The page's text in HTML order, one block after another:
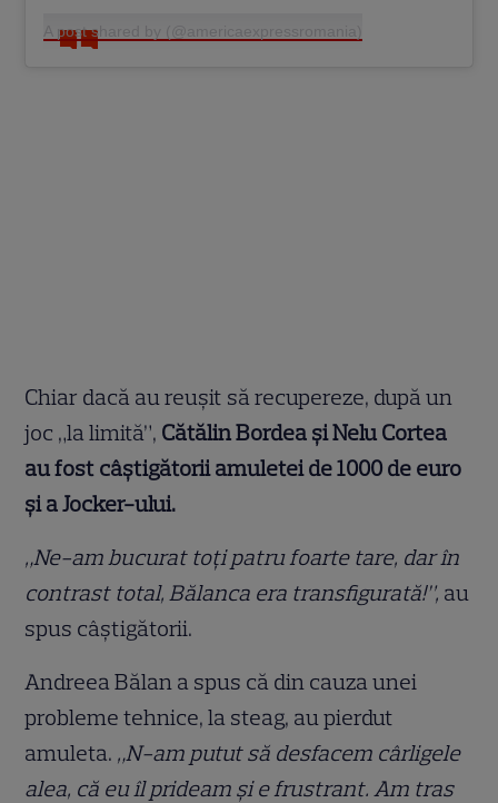
A post shared by (@americaexpressromania)
Chiar dacă au reușit să recupereze, după un
joc „la limită”, Cătălin Bordea și Nelu Cortea
au fost câștigătorii amuletei de 1000 de euro
și a Jocker-ului.
„Ne-am bucurat toți patru foarte tare, dar în
contrast total, Bălanca era transfigurată!”, au
spus câștigătorii.
Andreea Bălan a spus că din cauza unei
probleme tehnice, la steag, au pierdut
amuleta. „N-am putut să desfacem cârligele
alea, că eu îl prideam și e frustrant. Am tras